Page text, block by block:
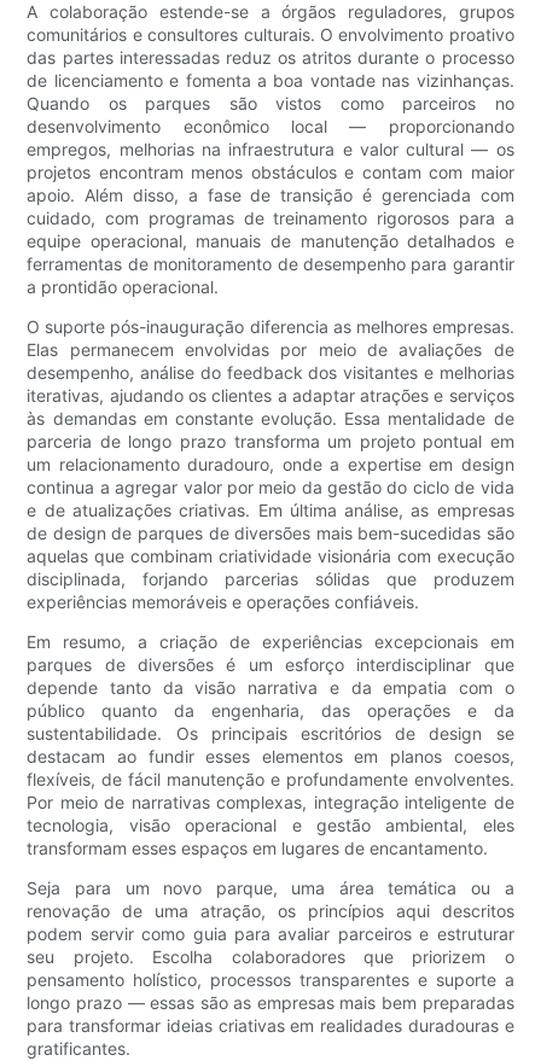
A colaboração estende-se a órgãos reguladores, grupos
comunitários e consultores culturais. O envolvimento proativo
das partes interessadas reduz os atritos durante o processo
de licenciamento e fomenta a boa vontade nas vizinhanças.
Quando os parques são vistos como parceiros no
desenvolvimento econômico local — proporcionando
empregos, melhorias na infraestrutura e valor cultural — os
projetos encontram menos obstáculos e contam com maior
apoio. Além disso, a fase de transição é gerenciada com
cuidado, com programas de treinamento rigorosos para a
equipe operacional, manuais de manutenção detalhados e
ferramentas de monitoramento de desempenho para garantir
a prontidão operacional.
O suporte pós-inauguração diferencia as melhores empresas.
Elas permanecem envolvidas por meio de avaliações de
desempenho, análise do feedback dos visitantes e melhorias
iterativas, ajudando os clientes a adaptar atrações e serviços
às demandas em constante evolução. Essa mentalidade de
parceria de longo prazo transforma um projeto pontual em
um relacionamento duradouro, onde a expertise em design
continua a agregar valor por meio da gestão do ciclo de vida
e de atualizações criativas. Em última análise, as empresas
de design de parques de diversões mais bem-sucedidas são
aquelas que combinam criatividade visionária com execução
disciplinada, forjando parcerias sólidas que produzem
experiências memoráveis ​​e operações confiáveis.
Em resumo, a criação de experiências excepcionais em
parques de diversões é um esforço interdisciplinar que
depende tanto da visão narrativa e da empatia com o
público quanto da engenharia, das operações e da
sustentabilidade. Os principais escritórios de design se
destacam ao fundir esses elementos em planos coesos,
flexíveis, de fácil manutenção e profundamente envolventes.
Por meio de narrativas complexas, integração inteligente de
tecnologia, visão operacional e gestão ambiental, eles
transformam esses espaços em lugares de encantamento.
Seja para um novo parque, uma área temática ou a
renovação de uma atração, os princípios aqui descritos
podem servir como guia para avaliar parceiros e estruturar
seu projeto. Escolha colaboradores que priorizem o
pensamento holístico, processos transparentes e suporte a
longo prazo — essas são as empresas mais bem preparadas
para transformar ideias criativas em realidades duradouras e
gratificantes.